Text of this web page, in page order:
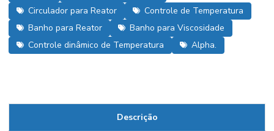
Circulador para Reator
Controle de Temperatura
Banho para Reator
Banho para Viscosidade
Controle dinâmico de Temperatura
Alpha.
Descrição